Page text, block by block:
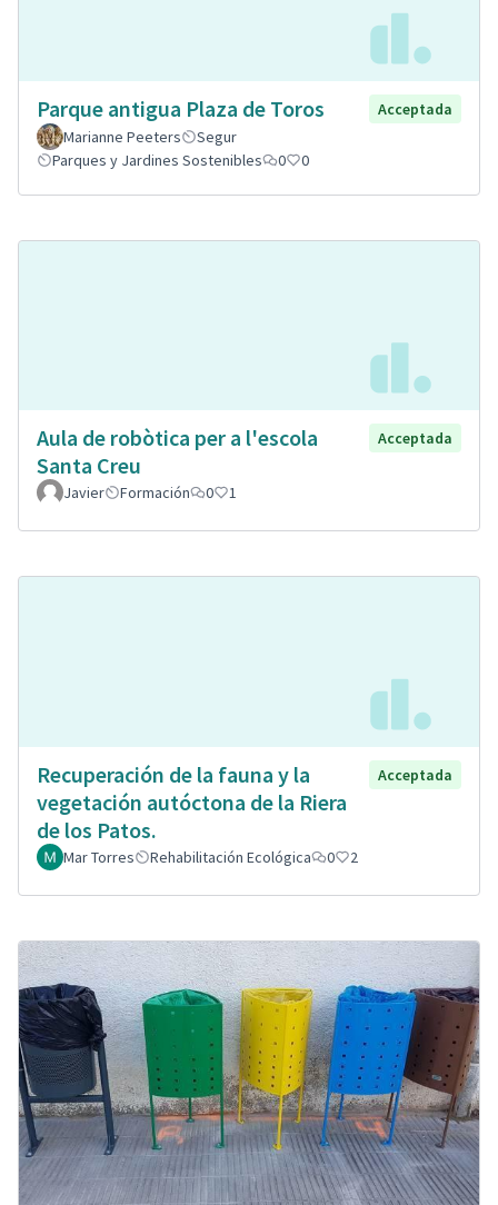
Parque antigua Plaza de Toros
Acceptada
Marianne Peeters
Segur
Parques y Jardines Sostenibles
0 0
Aula de robòtica per a l'escola
Santa Creu
Acceptada
Javier Formación 0 1
Recuperación de la fauna y la
vegetación autóctona de la Riera
de los Patos.
Acceptada
Mar Torres Rehabilitación Ecológica 0 2